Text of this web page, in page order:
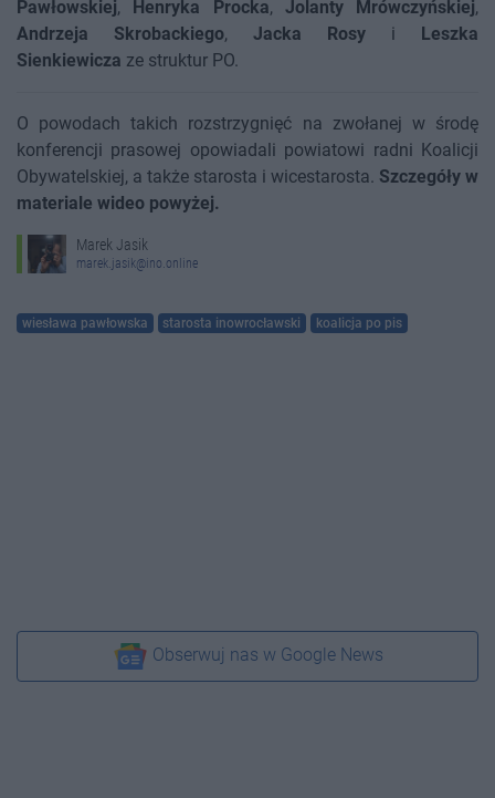
Pawłowskiej, Henryka Procka, Jolanty Mrówczyńskiej,
Andrzeja Skrobackiego, Jacka Rosy i Leszka
Sienkiewicza ze struktur PO.
O powodach takich rozstrzygnięć na zwołanej w środę
konferencji prasowej opowiadali powiatowi radni Koalicji
Obywatelskiej, a także starosta i wicestarosta. Szczegóły w
materiale wideo powyżej.
Marek Jasik
marek.jasik@ino.online
wiesława pawłowska starosta inowrocławski koalicja po pis
Obserwuj nas w Google News